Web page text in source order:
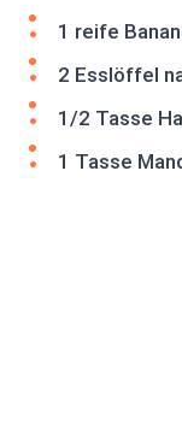
1 reife
2 Esslöffel
1/2 Tasse
1 Tasse